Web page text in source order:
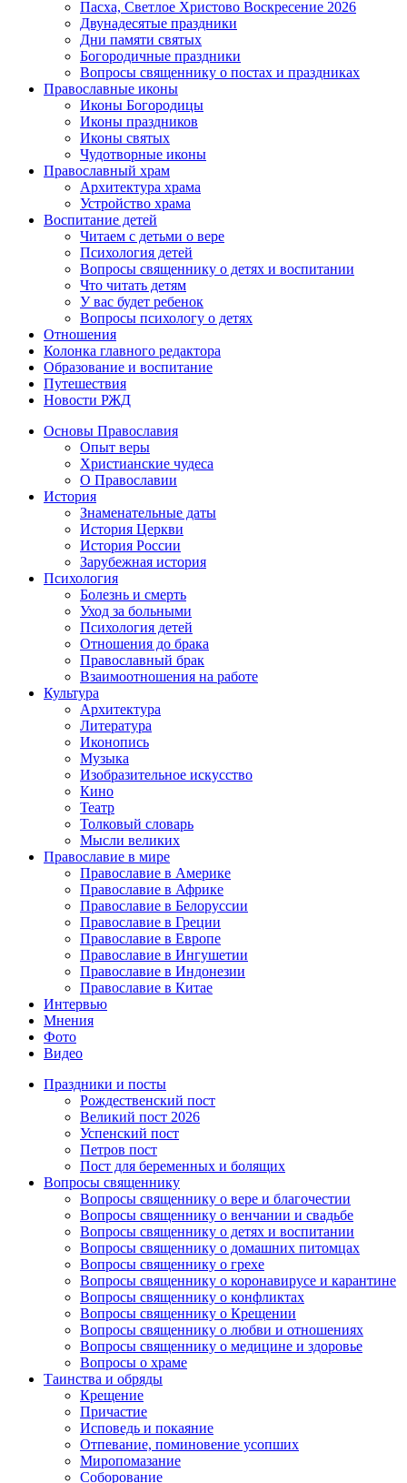
Пасха, Светлое Христово Воскресение 2026
Двунадесятые праздники
Дни памяти святых
Богородичные праздники
Вопросы священнику о постах и праздниках
Православные иконы
Иконы Богородицы
Иконы праздников
Иконы святых
Чудотворные иконы
Православный храм
Архитектура храма
Устройство храма
Воспитание детей
Читаем с детьми о вере
Психология детей
Вопросы священнику о детях и воспитании
Что читать детям
У вас будет ребенок
Вопросы психологу о детях
Отношения
Колонка главного редактора
Образование и воспитание
Путешествия
Новости РЖД
Основы Православия
Опыт веры
Христианские чудеса
О Православии
История
Знаменательные даты
История Церкви
История России
Зарубежная история
Психология
Болезнь и смерть
Уход за больными
Психология детей
Отношения до брака
Православный брак
Взаимоотношения на работе
Культура
Архитектура
Литература
Иконопись
Музыка
Изобразительное искусство
Кино
Театр
Толковый словарь
Мысли великих
Православие в мире
Православие в Америке
Православие в Африке
Православие в Белоруссии
Православие в Греции
Православие в Европе
Православие в Ингушетии
Православие в Индонезии
Православие в Китае
Интервью
Мнения
Фото
Видео
Праздники и посты
Рождественский пост
Великий пост 2026
Успенский пост
Петров пост
Пост для беременных и болящих
Вопросы священнику
Вопросы священнику о вере и благочестии
Вопросы священнику о венчании и свадьбе
Вопросы священнику о детях и воспитании
Вопросы священнику о домашних питомцах
Вопросы священнику о грехе
Вопросы священнику о коронавирусе и карантине
Вопросы священнику о конфликтах
Вопросы священнику о Крещении
Вопросы священнику о любви и отношениях
Вопросы священнику о медицине и здоровье
Вопросы о храме
Таинства и обряды
Крещение
Причастие
Исповедь и покаяние
Отпевание, поминовение усопших
Миропомазание
Соборование